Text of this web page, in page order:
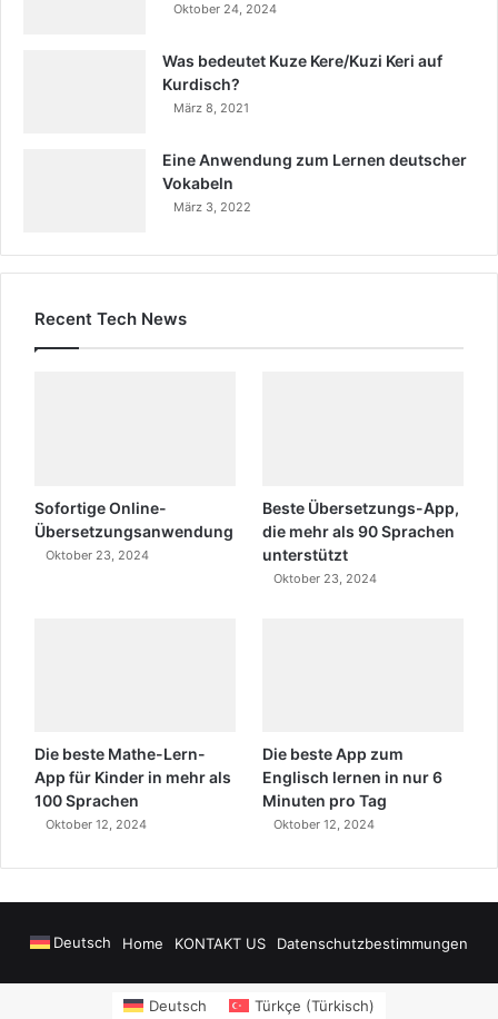
Oktober 24, 2024
Was bedeutet Kuze Kere/Kuzi Keri auf
Kurdisch?
März 8, 2021
Eine Anwendung zum Lernen deutscher
Vokabeln
März 3, 2022
Recent Tech News
Sofortige Online-
Übersetzungsanwendung
Oktober 23, 2024
Beste Übersetzungs-App,
die mehr als 90 Sprachen
unterstützt
Oktober 23, 2024
Die beste Mathe-Lern-
App für Kinder in mehr als
100 Sprachen
Oktober 12, 2024
Die beste App zum
Englisch lernen in nur 6
Minuten pro Tag
Oktober 12, 2024
Deutsch Home KONTAKT US Datenschutzbestimmungen
Deutsch Türkçe (Türkisch)